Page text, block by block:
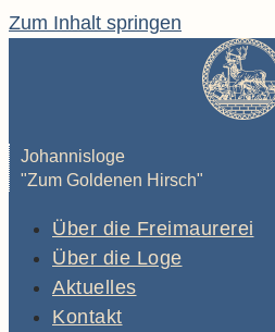
Zum Inhalt springen
Johannisloge
"Zum Goldenen Hirsch"
Über die Freimaurerei
Über die Loge
Aktuelles
Kontakt